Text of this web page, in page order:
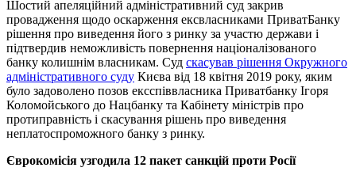
Шостий апеляційний адміністративний суд закрив
провадження щодо оскарження ексвласниками ПриватБанку
рішення про виведення його з ринку за участю держави і
підтвердив неможливість повернення націоналізованого
банку колишнім власникам. Cуд скасував рішення Окружного
адміністративного суду Києва від 18 квітня 2019 року, яким
було задоволено позов ексспіввласника Приватбанку Ігоря
Коломойського до Нацбанку та Кабінету міністрів про
протиправність і скасування рішень про виведення
неплатоспроможного банку з ринку.
Єврокомісія узгодила 12 пакет санкцій проти Росії